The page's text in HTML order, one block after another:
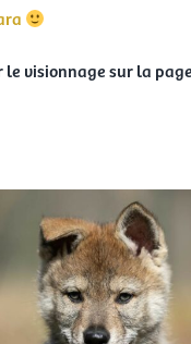
le visionnage sur la